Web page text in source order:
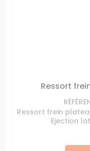
Ressort
Ressort frein
Ejection